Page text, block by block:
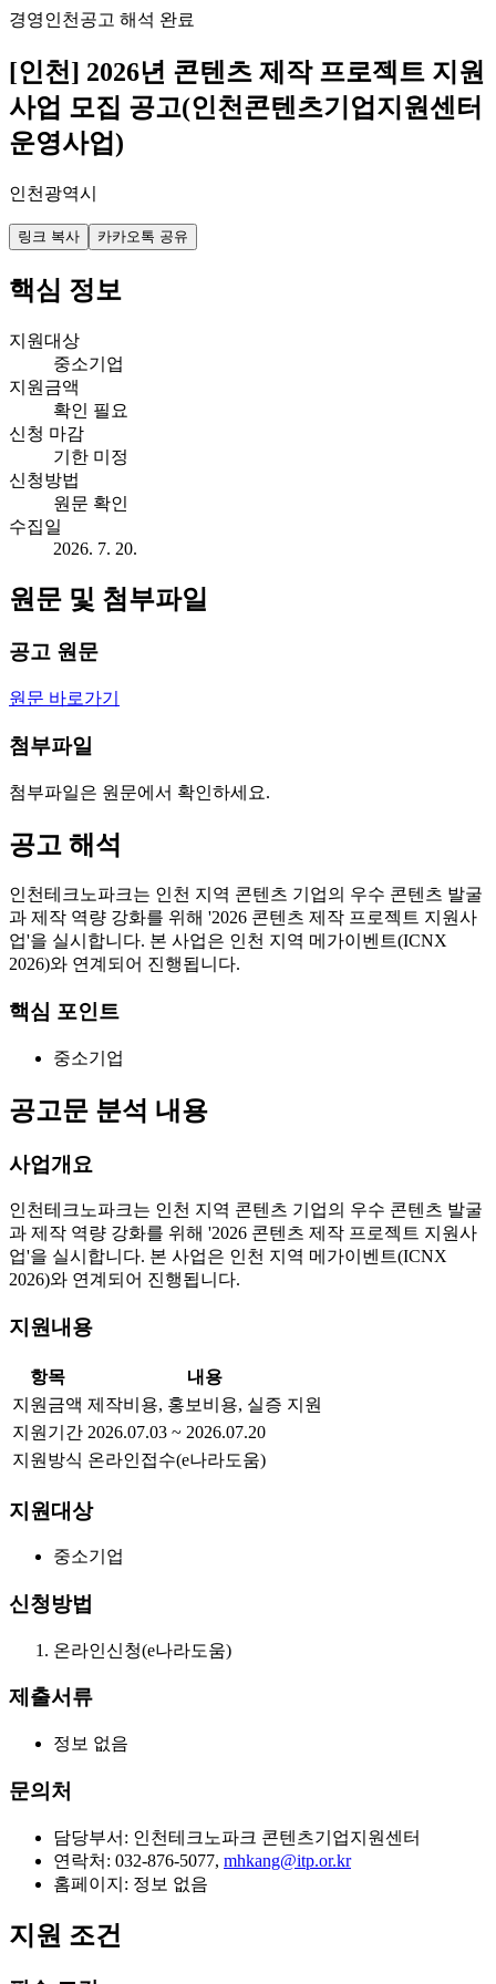
경영인천 공고 해석 완료
[인천] 2026년 콘텐츠 제작 프로젝트 지원
사업 모집 공고(인천콘텐츠기업지원센터
운영사업)
인천광역시
링크 복사 카카오톡 공유
핵심 정보
지원대상
중소기업
지원금액
확인 필요
신청 마감
기한 미정
신청방법
원문 확인
수집일
2026. 7. 20.
원문 및 첨부파일
공고 원문
원문 바로가기
첨부파일
첨부파일은 원문에서 확인하세요.
공고 해석
인천테크노파크는 인천 지역 콘텐츠 기업의 우수 콘텐츠 발굴
과 제작 역량 강화를 위해 '2026 콘텐츠 제작 프로젝트 지원사
업'을 실시합니다. 본 사업은 인천 지역 메가이벤트(ICNX
2026)와 연계되어 진행됩니다.
핵심 포인트
중소기업
공고문 분석 내용
사업개요
인천테크노파크는 인천 지역 콘텐츠 기업의 우수 콘텐츠 발굴
과 제작 역량 강화를 위해 '2026 콘텐츠 제작 프로젝트 지원사
업'을 실시합니다. 본 사업은 인천 지역 메가이벤트(ICNX
2026)와 연계되어 진행됩니다.
지원내용
항목
내용
지원금액 제작비용, 홍보비용, 실증 지원
지원기간 2026.07.03 ~ 2026.07.20
지원방식 온라인접수(e나라도움)
지원대상
중소기업
신청방법
온라인신청(e나라도움)
제출서류
정보 없음
문의처
담당부서: 인천테크노파크 콘텐츠기업지원센터
연락처: 032-876-5077, mhkang@itp.or.kr
홈페이지: 정보 없음
지원 조건